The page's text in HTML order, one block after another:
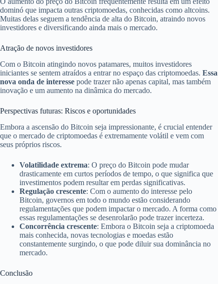
dominó que impacta outras criptomoedas, conhecidas como altcoins.
Muitas delas seguem a tendência de alta do Bitcoin, atraindo novos
investidores e diversificando ainda mais o mercado.
Atração de novos investidores
Com o Bitcoin atingindo novos patamares, muitos investidores
iniciantes se sentem atraídos a entrar no espaço das criptomoedas. Essa
nova onda de interesse pode trazer não apenas capital, mas também
inovação e um aumento na dinâmica do mercado.
Perspectivas futuras: Riscos e oportunidades
Embora a ascensão do Bitcoin seja impressionante, é crucial entender
que o mercado de criptomoedas é extremamente volátil e vem com
seus próprios riscos.
Volatilidade extrema: O preço do Bitcoin pode mudar
drasticamente em curtos períodos de tempo, o que significa que
investimentos podem resultar em perdas significativas.
Regulação crescente: Com o aumento do interesse pelo
Bitcoin, governos em todo o mundo estão considerando
regulamentações que podem impactar o mercado. A forma como
essas regulamentações se desenrolarão pode trazer incerteza.
Concorrência crescente: Embora o Bitcoin seja a criptomoeda
mais conhecida, novas tecnologias e moedas estão
constantemente surgindo, o que pode diluir sua dominância no
mercado.
Conclusão